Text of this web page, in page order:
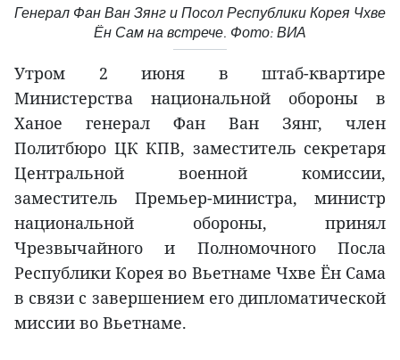
Генерал Фан Ван Зянг и Посол Республики Корея Чхве
Ён Сам на встрече. Фото: ВИА
Утром 2 июня в штаб-квартире
Министерства национальной обороны в
Ханое генерал Фан Ван Зянг, член
Политбюро ЦК КПВ, заместитель секретаря
Центральной военной комиссии,
заместитель Премьер-министра, министр
национальной обороны, принял
Чрезвычайного и Полномочного Посла
Республики Корея во Вьетнаме Чхве Ён Сама
в связи с завершением его дипломатической
миссии во Вьетнаме.